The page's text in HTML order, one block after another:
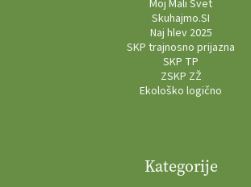
Moj Mali Svet
Skuhajmo.SI
Naj hlev 2025
SKP trajnosno prijazna
SKP TP
ZSKP ZŽ
Ekološko logično
Kategorije